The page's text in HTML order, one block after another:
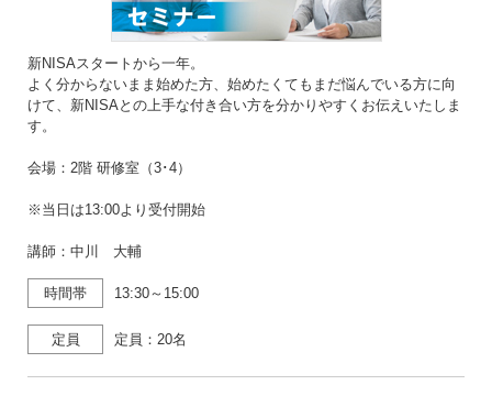
新NISAスタートから一年。
よく分からないまま始めた方、始めたくてもまだ悩んでいる方に向
けて、新NISAとの上手な付き合い方を分かりやすくお伝えいたしま
す。
会場：2階 研修室（3･4）
※当日は13:00より受付開始
講師：中川 大輔
時間帯 13:30～15:00
定員 定員：20名